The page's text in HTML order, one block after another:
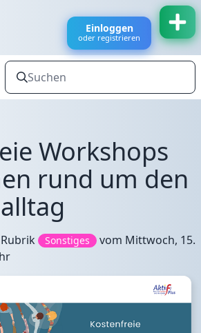
Einloggen
oder registrieren
Workshops
rund um den
Sonstiges vom Mittwoch, 15.